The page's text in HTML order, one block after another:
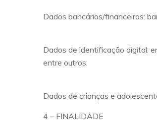
Dados bancários/financeiros:
Dados de identificação digital:
entre outros;
Dados de crianças e
4 – FINALIDADE